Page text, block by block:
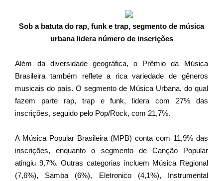
Sob a batuta do rap, funk e trap, segmento de música
urbana lidera número de inscrições
Além da diversidade geográfica, o Prêmio da Música
Brasileira também reflete a rica variedade de gêneros
musicais do país. O segmento de Música Urbana, do qual
fazem parte rap, trap e funk, lidera com 27% das
inscrições, seguido pelo Pop/Rock, com 21,7%.
A Música Popular Brasileira (MPB) conta com 11,9% das
inscrições, enquanto o segmento de Canção Popular
atingiu 9,7%. Outras categorias incluem Música Regional
(7,6%), Samba (6%), Eletronico (4,1%), Instrumental